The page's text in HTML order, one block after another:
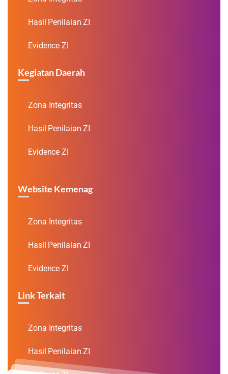
Hasil Penilaian ZI
Evidence ZI
Kegiatan Daerah
Zona Integritas
Hasil Penilaian ZI
Evidence ZI
Website Kemenag
Zona Integritas
Hasil Penilaian ZI
Evidence ZI
Link Terkait
Zona Integritas
Hasil Penilaian ZI